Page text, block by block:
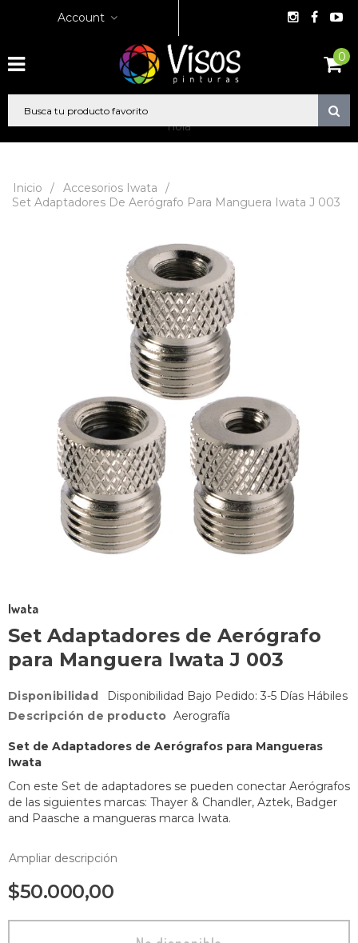
Account
0
hola
Inicio / Accesorios Iwata
/
Set Adaptadores De Aerógrafo Para Manguera Iwata J 003
Iwata
Set Adaptadores de Aerógrafo
para Manguera Iwata J 003
Disponibilidad
Disponibilidad Bajo Pedido: 3-5 Días Hábiles
Descripción de producto Aerografía
Set de Adaptadores de Aerógrafos para Mangueras
Iwata
Con este Set de adaptadores se pueden conectar Aerógrafos
de las siguientes marcas: Thayer & Chandler, Aztek, Badger
and Paasche a mangueras marca Iwata.
Ampliar descripción
$50.000,00